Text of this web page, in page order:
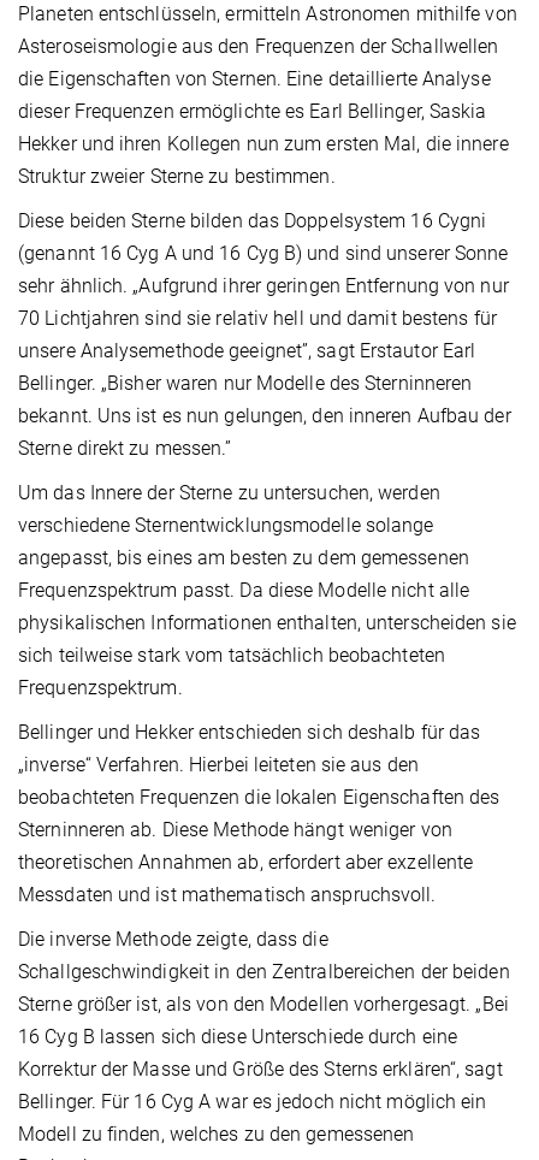
Planeten entschlüsseln, ermitteln Astronomen mithilfe von
Asteroseismologie aus den Frequenzen der Schallwellen
die Eigenschaften von Sternen. Eine detaillierte Analyse
dieser Frequenzen ermöglichte es Earl Bellinger, Saskia
Hekker und ihren Kollegen nun zum ersten Mal, die innere
Struktur zweier Sterne zu bestimmen.
Diese beiden Sterne bilden das Doppelsystem 16 Cygni
(genannt 16 Cyg A und 16 Cyg B) und sind unserer Sonne
sehr ähnlich. „Aufgrund ihrer geringen Entfernung von nur
70 Lichtjahren sind sie relativ hell und damit bestens für
unsere Analysemethode geeignet”, sagt Erstautor Earl
Bellinger. „Bisher waren nur Modelle des Sterninneren
bekannt. Uns ist es nun gelungen, den inneren Aufbau der
Sterne direkt zu messen.”
Um das Innere der Sterne zu untersuchen, werden
verschiedene Sternentwicklungsmodelle solange
angepasst, bis eines am besten zu dem gemessenen
Frequenzspektrum passt. Da diese Modelle nicht alle
physikalischen Informationen enthalten, unterscheiden sie
sich teilweise stark vom tatsächlich beobachteten
Frequenzspektrum.
Bellinger und Hekker entschieden sich deshalb für das
„inverse“ Verfahren. Hierbei leiteten sie aus den
beobachteten Frequenzen die lokalen Eigenschaften des
Sterninneren ab. Diese Methode hängt weniger von
theoretischen Annahmen ab, erfordert aber exzellente
Messdaten und ist mathematisch anspruchsvoll.
Die inverse Methode zeigte, dass die
Schallgeschwindigkeit in den Zentralbereichen der beiden
Sterne größer ist, als von den Modellen vorhergesagt. „Bei
16 Cyg B lassen sich diese Unterschiede durch eine
Korrektur der Masse und Größe des Sterns erklären“, sagt
Bellinger. Für 16 Cyg A war es jedoch nicht möglich ein
Modell zu finden, welches zu den gemessenen